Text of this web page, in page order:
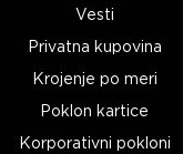
Vesti
Privatna kupovina
Krojenje po meri
Poklon kartice
Korporativni pokloni